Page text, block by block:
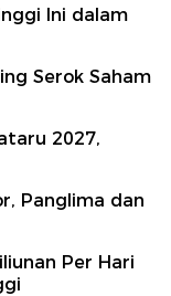
Ini dalam
Serok Saham
2027,
Panglima dan
Per Hari